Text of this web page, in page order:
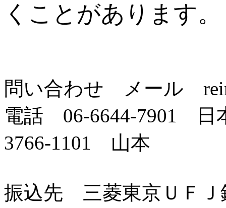
くことがあります。
問い合わせ メール
電話 06-6644-7901 日
3766-1101 山本
振込先 三菱東京ＵＦ